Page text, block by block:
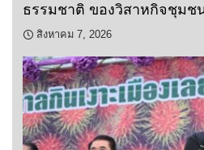
ธรรมชาติ ของวิสาหกิจชุมช
สิงหาคม 7, 2026